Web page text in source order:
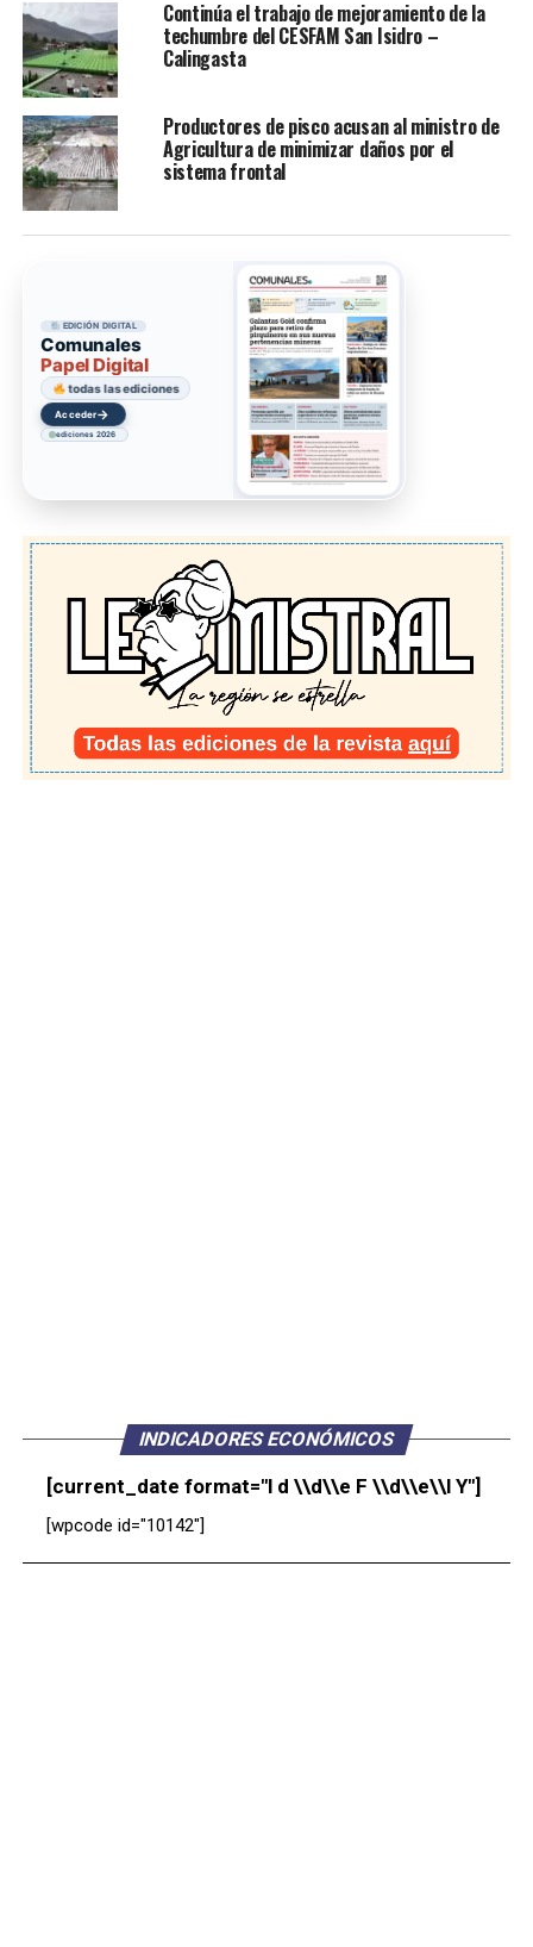
Continúa el trabajo de mejoramiento de la
techumbre del CESFAM San Isidro –
Calingasta
Productores de pisco acusan al ministro de
Agricultura de minimizar daños por el
sistema frontal
EDICIÓN DIGITAL
Comunales
Papel Digital
todas las ediciones
Acceder→
ediciones 2026
INDICADORES ECONÓMICOS
[current_date format="l d \\d\\e F \\d\\e\\l Y"]
[wpcode id="10142"]